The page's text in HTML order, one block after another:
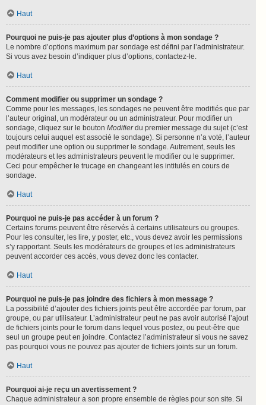
Haut
Pourquoi ne puis-je pas ajouter plus d’options à mon sondage ?
Le nombre d’options maximum par sondage est défini par l’administrateur.
Si vous avez besoin d’indiquer plus d’options, contactez-le.
Haut
Comment modifier ou supprimer un sondage ?
Comme pour les messages, les sondages ne peuvent être modifiés que par
l’auteur original, un modérateur ou un administrateur. Pour modifier un
sondage, cliquez sur le bouton Modifierdu premier message du sujet (c’est
toujours celui auquel est associé le sondage). Si personne n’a voté, l’auteur
peut modifier une option ou supprimer le sondage. Autrement, seuls les
modérateurs et les administrateurs peuvent le modifier ou le supprimer.
Ceci pour empêcher le trucage en changeant les intitulés en cours de
sondage.
Haut
Pourquoi ne puis-je pas accéder à un forum ?
Certains forums peuvent être réservés à certains utilisateurs ou groupes.
Pour les consulter, les lire, y poster, etc., vous devez avoir les permissions
s’y rapportant. Seuls les modérateurs de groupes et les administrateurs
peuvent accorder ces accès, vous devez donc les contacter.
Haut
Pourquoi ne puis-je pas joindre des fichiers à mon message ?
La possibilité d’ajouter des fichiers joints peut être accordée par forum, par
groupe, ou par utilisateur. L’administrateur peut ne pas avoir autorisé l’ajout
de fichiers joints pour le forum dans lequel vous postez, ou peut-être que
seul un groupe peut en joindre. Contactez l’administrateur si vous ne savez
pas pourquoi vous ne pouvez pas ajouter de fichiers joints sur un forum.
Haut
Pourquoi ai-je reçu un avertissement ?
Chaque administrateur a son propre ensemble de règles pour son site. Si